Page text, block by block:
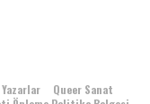
Yazarlar
Queer Sanat